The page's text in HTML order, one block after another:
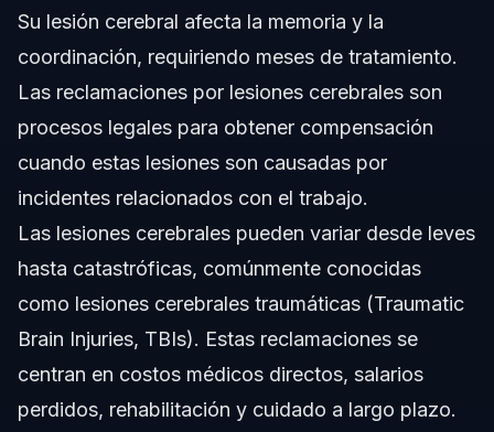
Su lesión cerebral afecta la memoria y la
coordinación, requiriendo meses de tratamiento.
Las reclamaciones por lesiones cerebrales son
procesos legales para obtener compensación
cuando estas lesiones son causadas por
incidentes relacionados con el trabajo.
Las lesiones cerebrales pueden variar desde leves
hasta catastróficas, comúnmente conocidas
como lesiones cerebrales traumáticas (Traumatic
Brain Injuries, TBIs). Estas reclamaciones se
centran en costos médicos directos, salarios
perdidos, rehabilitación y cuidado a largo plazo.